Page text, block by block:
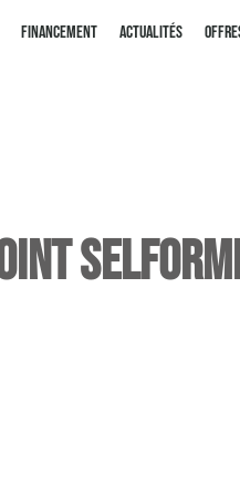
Financement Actualités